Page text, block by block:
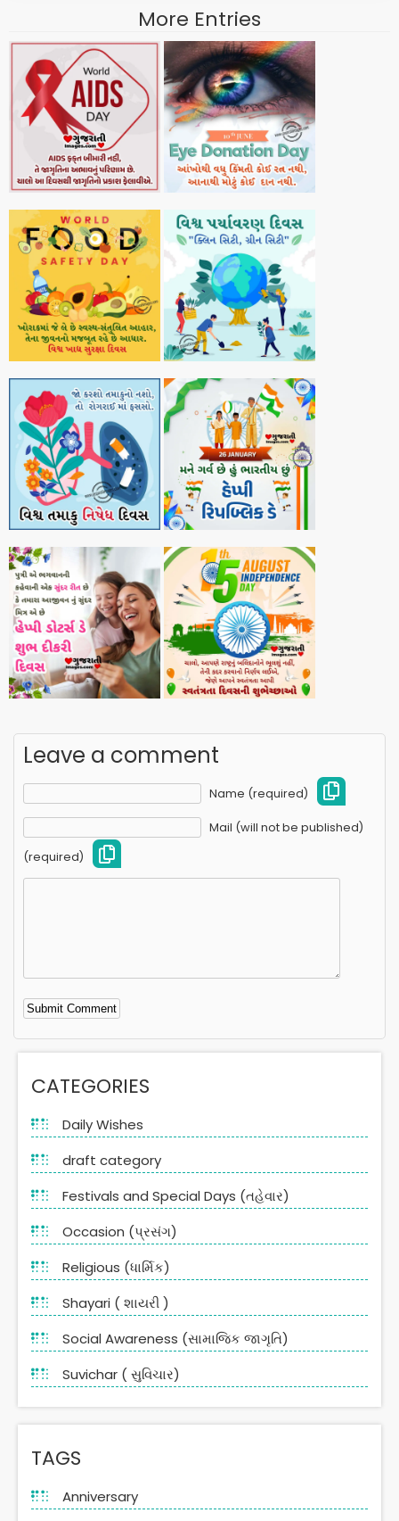
More Entries
Leave a comment
Name (required)
Mail (will not be published)
(required)
Alternative:
CATEGORIES
Daily Wishes
draft category
Festivals and Special Days (તહેવાર)
Occasion (પ્રસંગ)
Religious (ધાર્મિક)
Shayari ( શાયરી )
Social Awareness (સામાજિક જાગૃતિ)
Suvichar ( સુવિચાર)
TAGS
Anniversary